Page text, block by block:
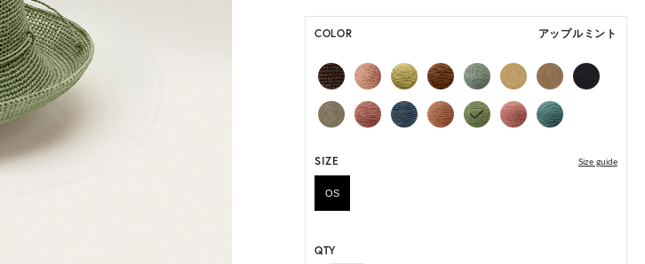
*本商品は生産時期によりインナーバンドの仕様が異なる場合がご
いずれの仕様も快適にご着用いただけるよう設計されておりますの
であらかじめご了承ください。。
ONE SIZE展開の商品:ONE SIZE 57.5cm
M, L 展開の商品:M 57.5cm, L 59.5cm
*天然素材を用いたハンドメイドのため、サイズ・色には個体差が
ございます。
COLOR アップルミント
SIZE Size guide
OS
QTY